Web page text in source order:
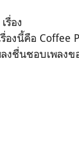
รื่อง
องนี้คือ Coffee
งชื่นชอบเพลง